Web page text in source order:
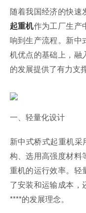
随着我国经济的快速
起重机作为工厂生产
响到生产流程。新中
机优点的基础上，融
的发展提供了有力支撑
一、轻量化设计
新中式桥式起重机
构、选用高强度材料
重机的运行效率。轻
了安装和运输成本，
****的发展理念。